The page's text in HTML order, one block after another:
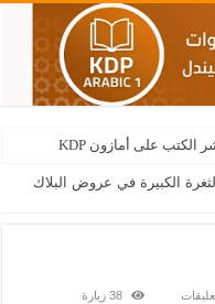
الكبيرة في عروض البلاك
38 زيارة